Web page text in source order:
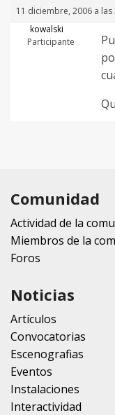
Contacto
Entrar
11 diciembre, 2006 a las
kowalski
Participante
Comunidad
Actividad de la
Miembros de la
Foros
Noticias
Artículos
Convocatorias
Escenografias
Eventos
Instalaciones
Interactividad